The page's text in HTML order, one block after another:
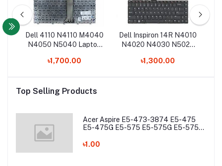
Dell 4110 N4110 M4040
N4050 N5040 Laptop
৳1,700.00
Dell Inspiron 14R N4010
N4020 N4030 N5020
NSK-DJD01 Laptop
৳1,300.00
Top Selling Products
Acer Aspire E5-473-3874 E5-475
E5-475G E5-575 E5-575G E5-575T
Battery
৳1.00